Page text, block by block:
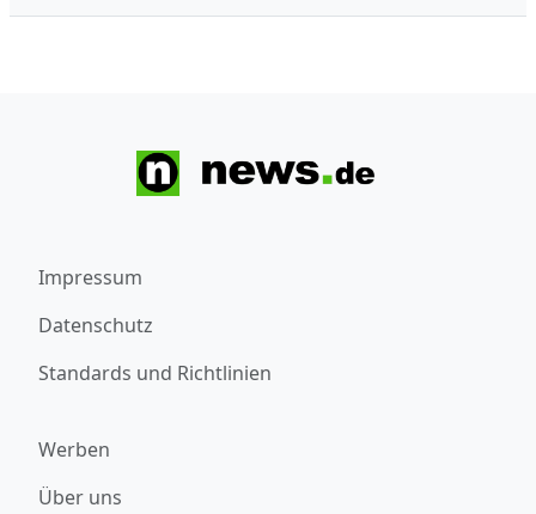
Impressum
Datenschutz
Standards und Richtlinien
Werben
Über uns